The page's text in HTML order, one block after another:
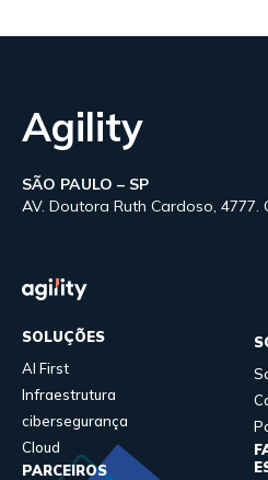
Agility
SÃO PAULO – SP
AV. Doutora Ruth Cardoso, 4777.
SOLUÇÕES
AI First
Infraestrutura
cibersegurança
Cloud
PARCEIROS